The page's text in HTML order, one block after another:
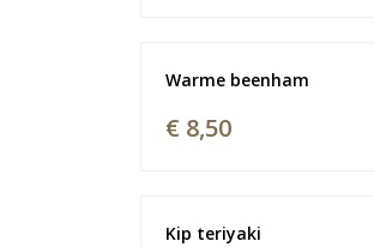
Warme beenham
€ 8,50
Kip teriyaki